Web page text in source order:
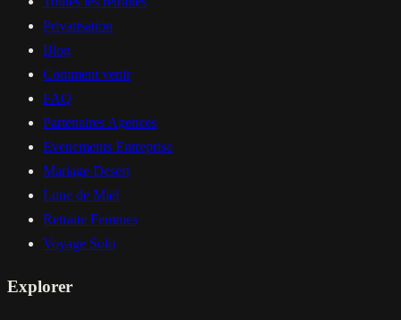
Privatisation
Blog
Comment venir
FAQ
Partenaires Agences
Evenements Entreprise
Mariage Desert
Lune de Miel
Retraite Femmes
Voyage Solo
Explorer